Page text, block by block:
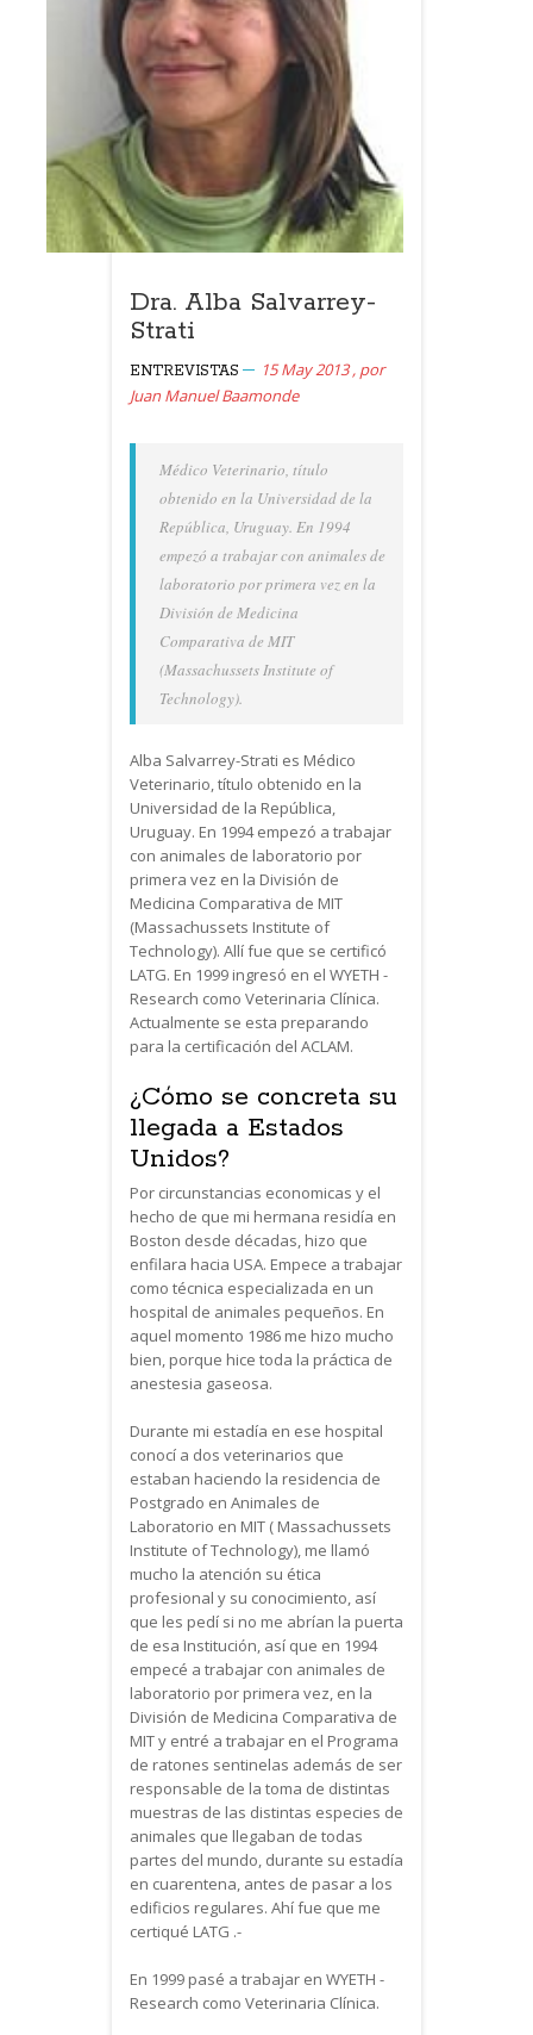
Dra. Alba Salvarrey-
Strati
ENTREVISTAS 15 May 2013 , por
Juan Manuel Baamonde
Médico Veterinario, título
obtenido en la Universidad de la
República, Uruguay. En 1994
empezó a trabajar con animales de
laboratorio por primera vez en la
División de Medicina
Comparativa de MIT
(Massachussets Institute of
Technology).
Alba Salvarrey-Strati es Médico
Veterinario, título obtenido en la
Universidad de la República,
Uruguay. En 1994 empezó a trabajar
con animales de laboratorio por
primera vez en la División de
Medicina Comparativa de MIT
(Massachussets Institute of
Technology). Allí fue que se certificó
LATG. En 1999 ingresó en el WYETH -
Research como Veterinaria Clínica.
Actualmente se esta preparando
para la certificación del ACLAM.
¿Cómo se concreta su
llegada a Estados
Unidos?
Por circunstancias economicas y el
hecho de que mi hermana residía en
Boston desde décadas, hizo que
enfilara hacia USA. Empece a trabajar
como técnica especializada en un
hospital de animales pequeños. En
aquel momento 1986 me hizo mucho
bien, porque hice toda la práctica de
anestesia gaseosa.
Durante mi estadía en ese hospital
conocí a dos veterinarios que
estaban haciendo la residencia de
Postgrado en Animales de
Laboratorio en MIT ( Massachussets
Institute of Technology), me llamó
mucho la atención su ética
profesional y su conocimiento, así
que les pedí si no me abrían la puerta
de esa Institución, así que en 1994
empecé a trabajar con animales de
laboratorio por primera vez, en la
División de Medicina Comparativa de
MIT y entré a trabajar en el Programa
de ratones sentinelas además de ser
responsable de la toma de distintas
muestras de las distintas especies de
animales que llegaban de todas
partes del mundo, durante su estadía
en cuarentena, antes de pasar a los
edificios regulares. Ahí fue que me
certiqué LATG .-
En 1999 pasé a trabajar en WYETH -
Research como Veterinaria Clínica.